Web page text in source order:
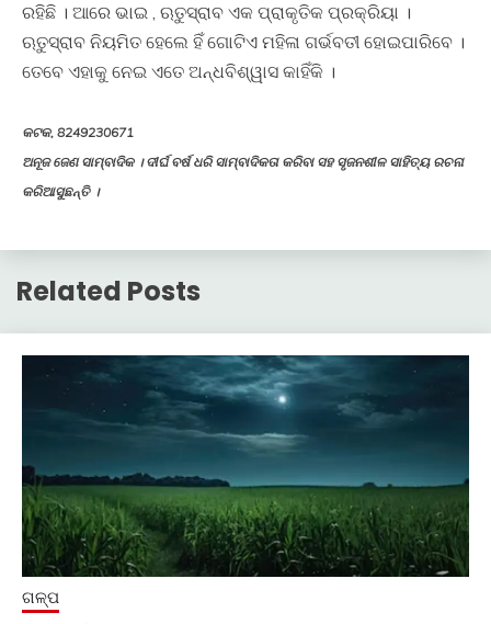
ରହିଛି । ଆରେ ଭାଇ , ଋତୁସ୍ରାବ ଏକ ପ୍ରାକୃତିକ ପ୍ରକ୍ରିୟା ।
ଋତୁସ୍ରାବ ନିୟମିତ ହେଲେ ହିଁ ଗୋଟିଏ ମହିଳା ଗର୍ଭବତୀ ହୋଇପାରିବେ ।
ତେବେ ଏହାକୁ ନେଇ ଏତେ ଅନ୍ଧବିଶ୍ୱାସ କାହିଁକି ।
କଟକ, 8249230671
ଅନୂଜ ଜେଣ ସାମ୍ବାଦିକ । ଦୀର୍ଘ ବର୍ଷ ଧରି ସାମ୍ବାଦିକତା କରିବା ସହ ସୃଜନଶୀଳ ସାହିତ୍ୟ ରଚନା
କରିଆସୁଛନ୍ତି ।
Related Posts
ଗଳ୍ପ